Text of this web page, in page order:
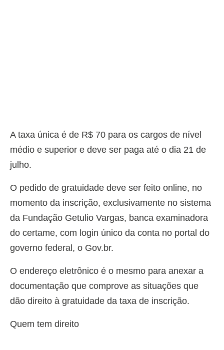
A taxa única é de R$ 70 para os cargos de nível
médio e superior e deve ser paga até o dia 21 de
julho.
O pedido de gratuidade deve ser feito online, no
momento da inscrição, exclusivamente no sistema
da Fundação Getulio Vargas, banca examinadora
do certame, com login único da conta no portal do
governo federal, o Gov.br.
O endereço eletrônico é o mesmo para anexar a
documentação que comprove as situações que
dão direito à gratuidade da taxa de inscrição.
Quem tem direito